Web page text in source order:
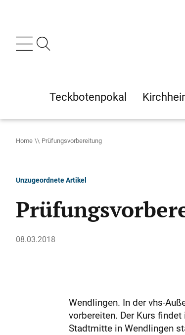
Teckbotenpokal
Home Prüfungsvorbereitung
Unzugeordnete Artikel
08.03.2018
Wendlingen. In der vhs-
vorbereiten. Der Kurs
Stadtmitte in Wendlingen